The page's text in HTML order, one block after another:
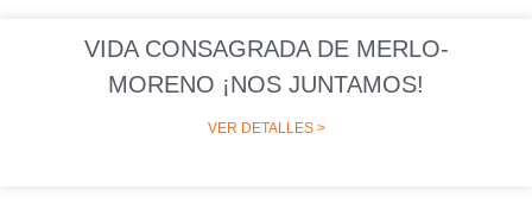
VIDA CONSAGRADA DE MERLO-
MORENO ¡NOS JUNTAMOS!
VER DETALLES >